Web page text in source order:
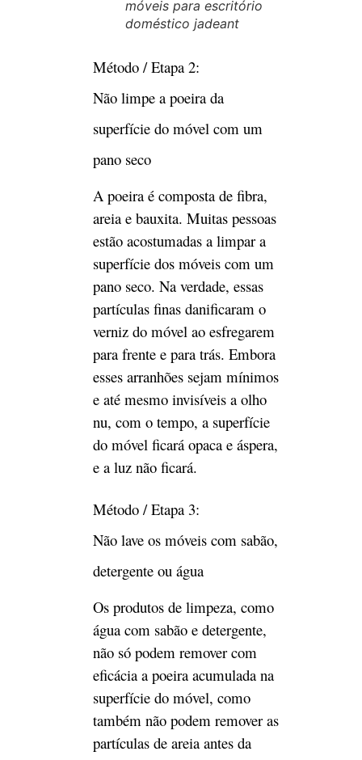
pano seco
areia e bauxita. Muitas pessoas
estão acostumadas a limpar a
pano seco. Na verdade, essas
partículas finas danificaram o
para frente e para trás. Embora
esses arranhões sejam mínimos
e até mesmo invisíveis a olho
nu, com o tempo, a superfície
do móvel ficará opaca e áspera,
e a luz não ficará.
Método / Etapa 3:
Não lave os móveis com sabão,
detergente ou água
Os produtos de limpeza, como
não só podem remover com
superfície do móvel, como
também não podem remover as
iluminação e, por serem
corrosivos, danificarão a
superfície do móvel e farão
com que a pintura do móvel
fique opaca. Ao mesmo tempo,
se a umidade penetrar na
madeira, ela também causará